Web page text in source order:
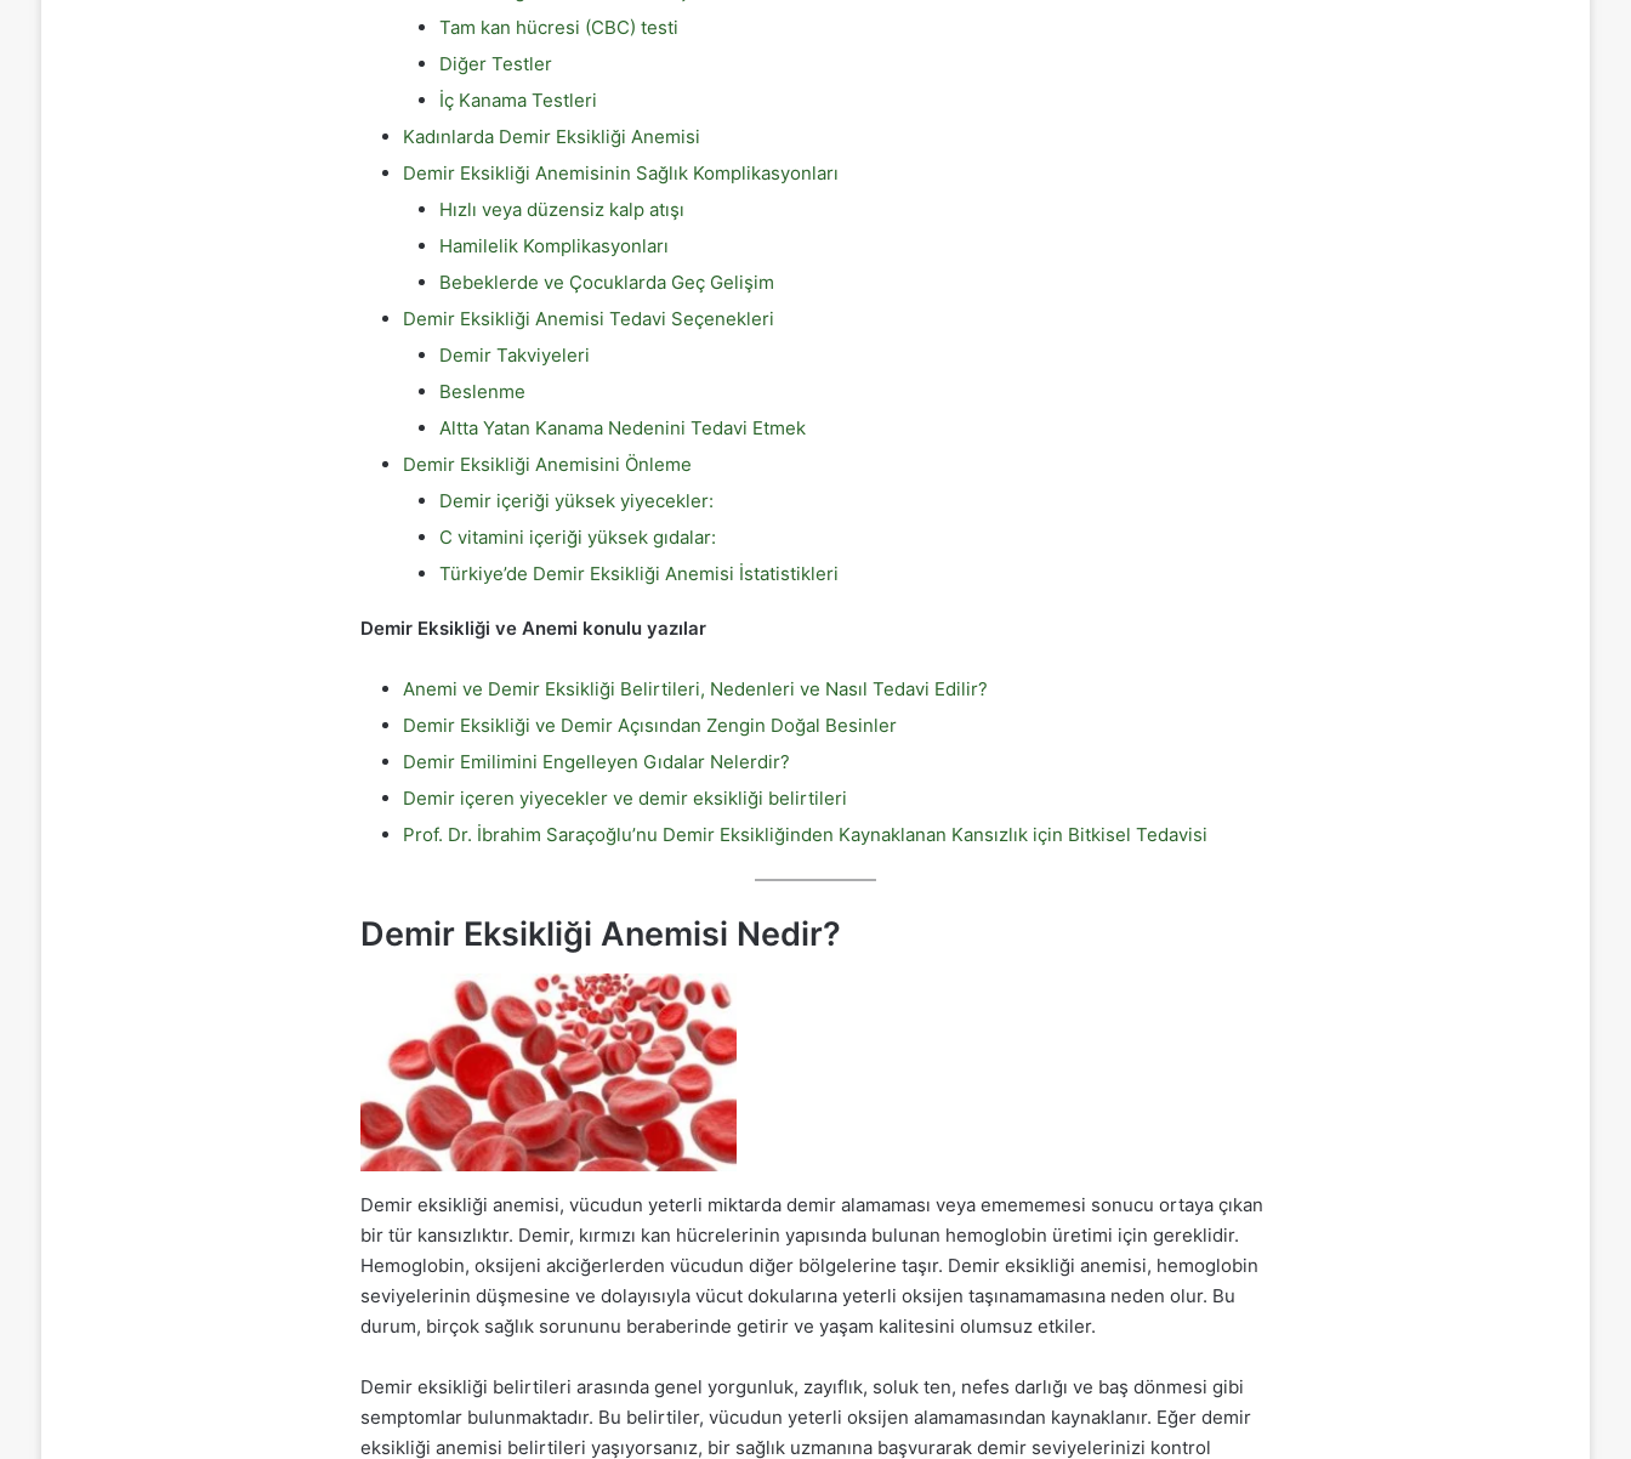
Tam kan hücresi (CBC) testi
Diğer Testler
İç Kanama Testleri
Kadınlarda Demir Eksikliği Anemisi
Demir Eksikliği Anemisinin Sağlık Komplikasyonları
Hızlı veya düzensiz kalp atışı
Hamilelik Komplikasyonları
Bebeklerde ve Çocuklarda Geç Gelişim
Demir Eksikliği Anemisi Tedavi Seçenekleri
Demir Takviyeleri
Beslenme
Altta Yatan Kanama Nedenini Tedavi Etmek
Demir Eksikliği Anemisini Önleme
Demir içeriği yüksek yiyecekler:
C vitamini içeriği yüksek gıdalar:
Türkiye’de Demir Eksikliği Anemisi İstatistikleri
Demir Eksikliği ve Anemi konulu yazılar
Anemi ve Demir Eksikliği Belirtileri, Nedenleri ve Nasıl Tedavi Edilir?
Demir Eksikliği ve Demir Açısından Zengin Doğal Besinler
Demir Emilimini Engelleyen Gıdalar Nelerdir?
Demir içeren yiyecekler ve demir eksikliği belirtileri
Prof. Dr. İbrahim Saraçoğlu’nu Demir Eksikliğinden Kaynaklanan Kansızlık için Bitkisel Tedavisi
Demir Eksikliği Anemisi Nedir?
Demir eksikliği anemisi, vücudun yeterli miktarda demir alamaması veya emememesi sonucu ortaya çıkan
bir tür kansızlıktır. Demir, kırmızı kan hücrelerinin yapısında bulunan hemoglobin üretimi için gereklidir.
Hemoglobin, oksijeni akciğerlerden vücudun diğer bölgelerine taşır. Demir eksikliği anemisi, hemoglobin
seviyelerinin düşmesine ve dolayısıyla vücut dokularına yeterli oksijen taşınamamasına neden olur. Bu
durum, birçok sağlık sorununu beraberinde getirir ve yaşam kalitesini olumsuz etkiler.
Demir eksikliği belirtileri arasında genel yorgunluk, zayıflık, soluk ten, nefes darlığı ve baş dönmesi gibi
semptomlar bulunmaktadır. Bu belirtiler, vücudun yeterli oksijen alamamasından kaynaklanır. Eğer demir
eksikliği anemisi belirtileri yaşıyorsanız, bir sağlık uzmanına başvurarak demir seviyelerinizi kontrol